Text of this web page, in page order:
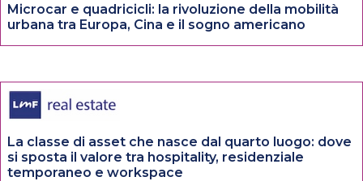
Microcar e quadricicli: la rivoluzione della mobilità
urbana tra Europa, Cina e il sogno americano
La classe di asset che nasce dal quarto luogo: dove
si sposta il valore tra hospitality, residenziale
temporaneo e workspace